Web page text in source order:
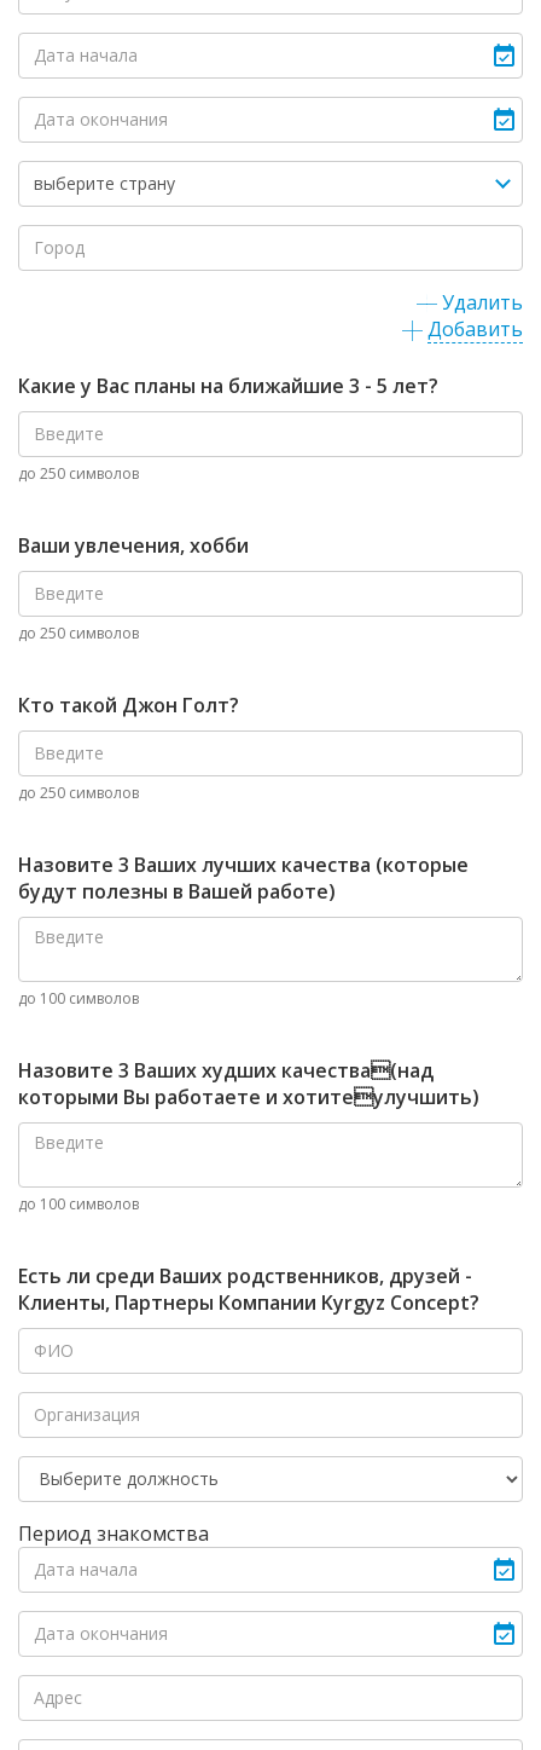
Удалить
Добавить
Какие у Вас планы на ближайшие 3 - 5 лет?
до 250 символов
Ваши увлечения, хобби
до 250 символов
Кто такой Джон Голт?
до 250 символов
Назовите 3 Ваших лучших качества (которые
будут полезны в Вашей работе)
до 100 символов
Назовите 3 Ваших худших качества(над
которыми Вы работаете и хотитеулучшить)
до 100 символов
Есть ли среди Ваших родственников, друзей -
Клиенты, Партнеры Компании Kyrgyz Concept?
Период знакомства